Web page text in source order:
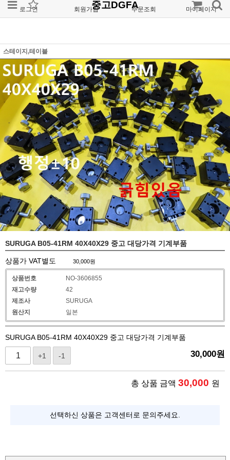
로그인 회원가입 주문조회 마이페이지
중고DGFA
스테이지,테이블
SURUGA B05-41RM 40X40X29 중고 대당가격 기계부품
상품가 VAT별도 30,000원
상품번호
NO-3606855
재고수량
42
제조사
SURUGA
원산지
일본
SURUGA B05-41RM 40X40X29 중고 대당가격 기계부품
+1 -1 30,000원
총 상품 금액 30,000 원
선택하신 상품은 고객센터로 문의주세요.